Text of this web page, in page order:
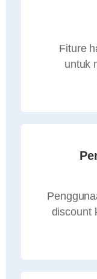
Fiture
untuk
discount